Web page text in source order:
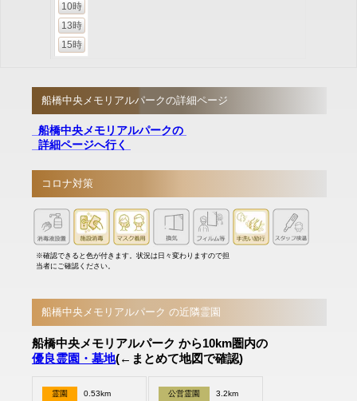
10時
13時
15時
船橋中央メモリアルパークの詳細ページ
船橋中央メモリアルパークの
詳細ページへ行く
コロナ対策
※確認できると色が付きます。状況は日々変わりますので担
当者にご確認ください。
船橋中央メモリアルパーク の近隣霊園
船橋中央メモリアルパーク から10km圏内の
優良霊園・墓地(←まとめて地図で確認)
霊園 0.53km 公営霊園 3.2km